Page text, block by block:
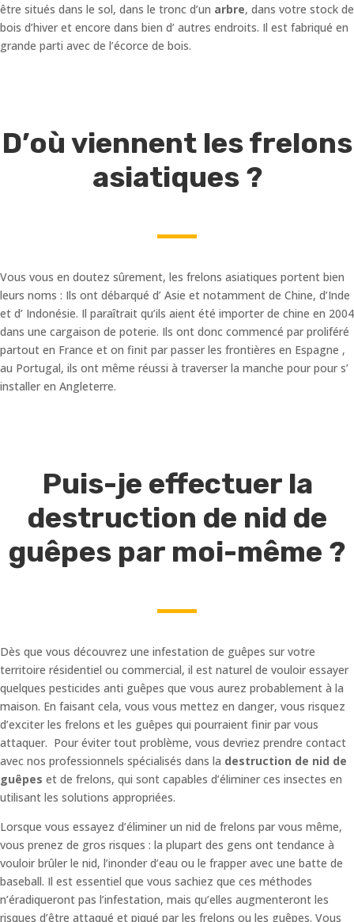
être situés dans le sol, dans le tronc d’un arbre, dans votre stock de
bois d’hiver et encore dans bien d’ autres endroits. Il est fabriqué en
grande parti avec de l’écorce de bois.
D’où viennent les frelons
asiatiques ?
Vous vous en doutez sûrement, les frelons asiatiques portent bien
leurs noms : Ils ont débarqué d’ Asie et notamment de Chine, d’Inde
et d’ Indonésie. Il paraîtrait qu’ils aient été importer de chine en 2004
dans une cargaison de poterie. Ils ont donc commencé par proliféré
partout en France et on finit par passer les frontières en Espagne ,
au Portugal, ils ont même réussi à traverser la manche pour pour s’
installer en Angleterre.
Puis-je effectuer la
destruction de nid de
guêpes par moi-même ?
Dès que vous découvrez une infestation de guêpes sur votre
territoire résidentiel ou commercial, il est naturel de vouloir essayer
quelques pesticides anti guêpes que vous aurez probablement à la
maison. En faisant cela, vous vous mettez en danger, vous risquez
d’exciter les frelons et les guêpes qui pourraient finir par vous
attaquer. Pour éviter tout problème, vous devriez prendre contact
avec nos professionnels spécialisés dans la destruction de nid de
guêpes et de frelons, qui sont capables d’éliminer ces insectes en
utilisant les solutions appropriées.
Lorsque vous essayez d’éliminer un nid de frelons par vous même,
vous prenez de gros risques : la plupart des gens ont tendance à
vouloir brûler le nid, l’inonder d’eau ou le frapper avec une batte de
baseball. Il est essentiel que vous sachiez que ces méthodes
n’éradiqueront pas l’infestation, mais qu’elles augmenteront les
risques d’être attaqué et piqué par les frelons ou les guêpes. Vous